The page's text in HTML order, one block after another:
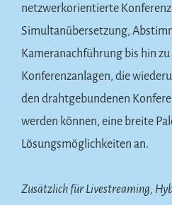
netzwerkorientierte
Simultanübersetzung,
Kameranachführung bis hin
Konferenzanlagen, die
den drahtgebundenen
werden können, eine breite
Lösungsmöglichkeiten an.
Zusätzlich für Livestreaming,